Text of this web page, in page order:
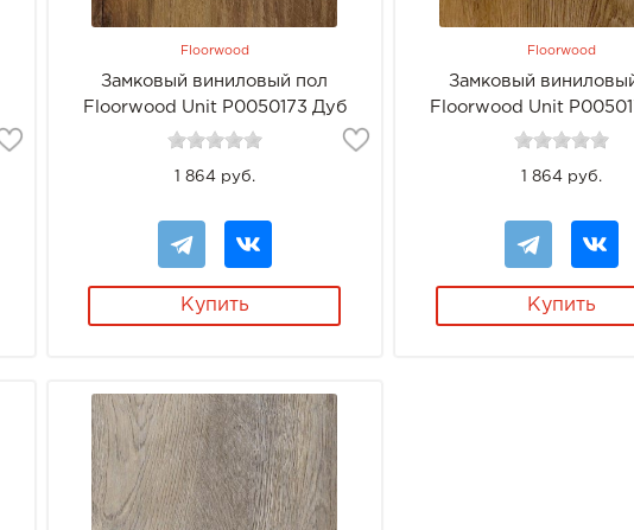
Floorwood
Замковый виниловый пол
Floorwood Unit Р0050173 Дуб
Жанин
1 864 руб.
Купить
Floorwood
Замковый
Floorwood Unit
Кедди
1 864 руб.
Купить